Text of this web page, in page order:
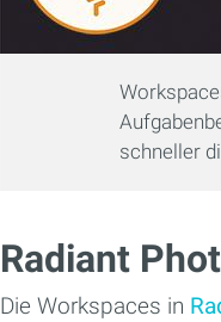
schneller
Radiant
Die Workspaces in